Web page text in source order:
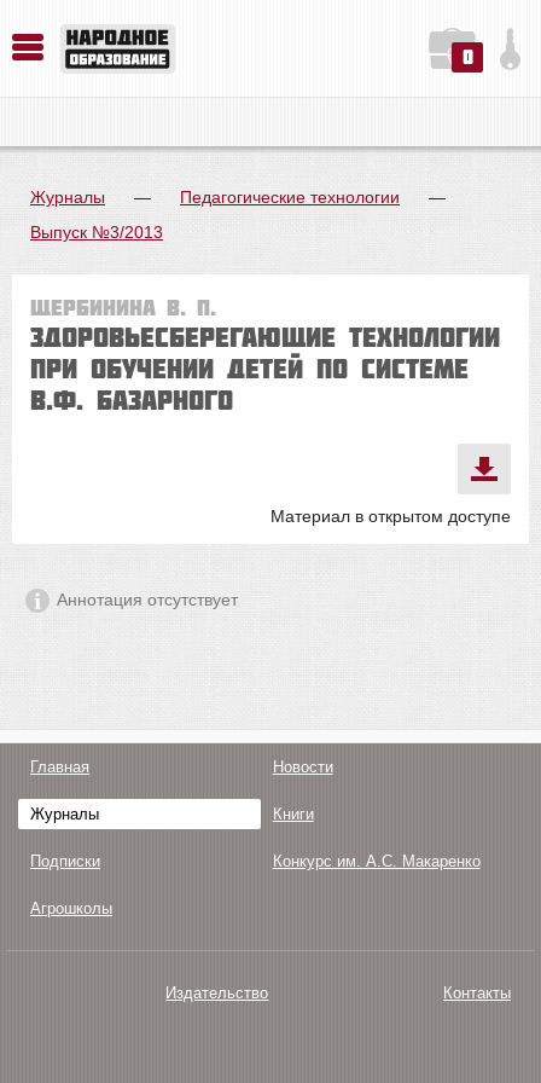
0
Журналы — Педагогические технологии
—
Выпуск №3/2013
Щербинина В. П.
Здоровьесберегающие технологии
при обучении детей по системе
В.Ф. Базарного
Материал в открытом доступе
Аннотация отсутствует
Главная Новости
Журналы Книги
Подписки Конкурс им. А.С. Макаренко
Агрошколы
Издательство Контакты